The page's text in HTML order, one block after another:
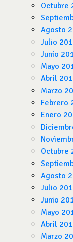
Octubre
Agosto
Julio
Junio
Mayo
Abril
Marzo
Febrero
Enero
Octubre
Agosto
Julio
Junio
Mayo
Abril
Marzo